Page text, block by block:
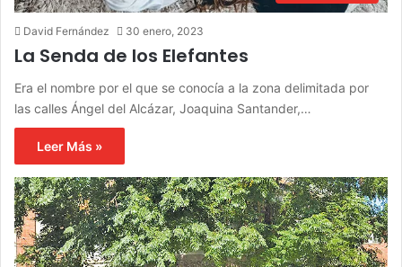
David Fernández 30 enero, 2023
La Senda de los Elefantes
Era el nombre por el que se conocía a la zona delimitada por
las calles Ángel del Alcázar, Joaquina Santander,…
Leer Más »